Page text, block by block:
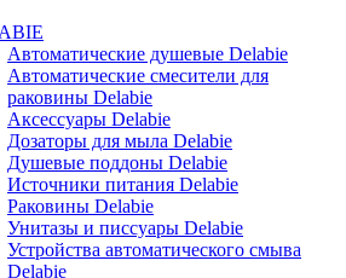
Автоматические душевые Delabie
Автоматические смесители для
раковины Delabie
Аксессуары Delabie
Дозаторы для мыла Delabie
Душевые поддоны Delabie
Источники питания Delabie
Раковины Delabie
Унитазы и писсуары Delabie
Устройства автоматического смыва
Delabie